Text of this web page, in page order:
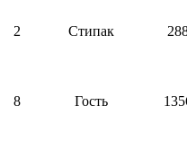
2 Стипак
8 Гость